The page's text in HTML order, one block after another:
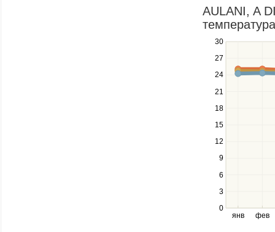
a
series.
AULANI, A
янв фев
0
3
6
9
12
15
18
21
24
27
30
Use
the
and
down
to
navigate
series.
Use
the
and
right
keys